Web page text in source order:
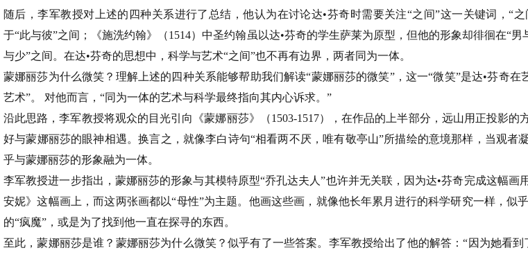
随后，李军教授对上述的四种关系进行了总结，他认为在讨论达•芬奇时需要关注“之间”这一关键词，
于“此与彼”之间；《施洗约翰》（1514）中圣约翰虽以达•芬奇的学生萨莱为原型，但他的形象却徘徊在“
与少”之间。在达•芬奇的思想中，科学与艺术“之间”也不再有边界，两者同为一体。
蒙娜丽莎为什么微笑？理解上述的四种关系能够帮助我们解读“蒙娜丽莎的微笑”，这一“微笑”是达•芬奇
艺术”。 对他而言，“同为一体的艺术与科学最终指向其内心诉求。”
沿此思路，李军教授将观众的目光引向《蒙娜丽莎》（1503-1517），在作品的上半部分，远山用正投影
好与蒙娜丽莎的眼神相遇。换言之，就像李白诗句“相看两不厌，唯有敬亭山”所描绘的意境那样，当观
乎与蒙娜丽莎的形象融为一体。
李军教授进一步指出，蒙娜丽莎的形象与其模特原型“乔孔达夫人”也许并无关联，因为达•芬奇完成这幅
安妮》这幅画上，而这两张画都以“母性”为主题。他画这些画，就像他长年累月进行的科学研究一样，
的“疯魔”，或是为了找到他一直在探寻的东西。
至此，蒙娜丽莎是谁？蒙娜丽莎为什么微笑？似乎有了一些答案。李军教授给出了他的解答：“因为她看